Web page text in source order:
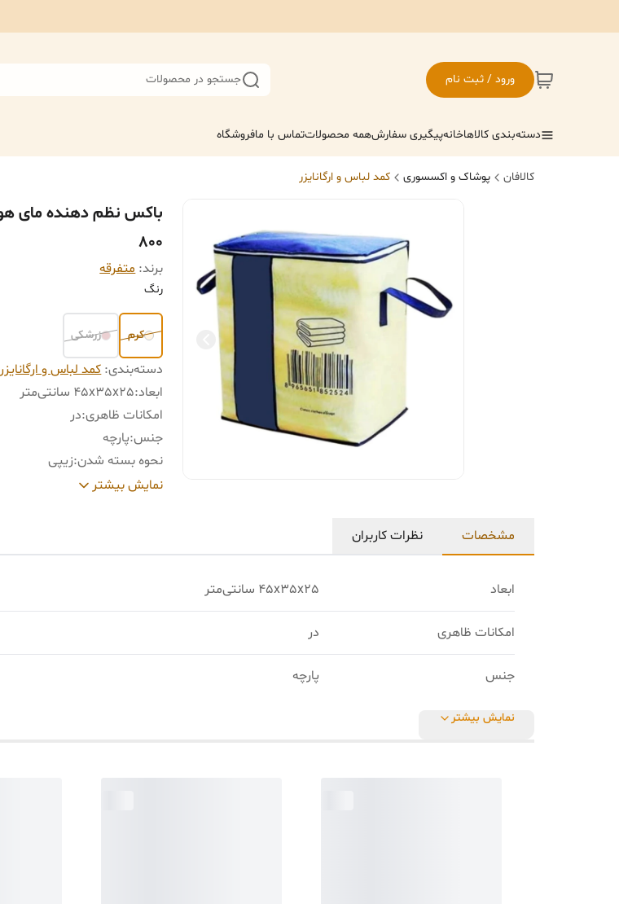
ورود / ثبت نام جستجو در محصولات
دسته‌بندی کالاهاخانهپیگیری سفارشهمه محصولاتتماس با مافروشگاه
کالافان پوشاک و اکسسوری کمد لباس و ارگانایزر
800
برند: متفرقه
رنگ
کرم زرشکی
دسته‌بندی:کمد لباس و ارگانایزر
ابعاد:45x35x25 سانتی‌متر
امکانات ظاهری:در
جنس:پارچه
نحوه بسته شدن:زیپی
تعداد در:یک عدد
نمایش بیشتر
مشخصات نظرات کاربران
ابعاد 45x35x25 سانتی‌متر
امکانات ظاهری در
جنس پارچه
نمایش بیشتر